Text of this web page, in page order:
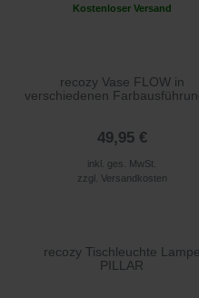
Kostenloser Versand
recozy Vase FLOW in
verschiedenen
49,95 €
inkl. ges. MwSt.
zzgl. Versandkosten
recozy Tischleuchte Lampe
PILLAR